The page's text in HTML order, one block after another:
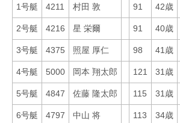
1号艇 4211 村田 敦 91 42歳
2号艇 4216 星 栄爾 91 40歳
3号艇 4375 照屋 厚仁 98 41歳
4号艇 5000 岡本 翔太郎 121 31歳
5号艇 4847 佐藤 隆太郎 115 31歳
6号艇 4797 中山 将 113 34歳